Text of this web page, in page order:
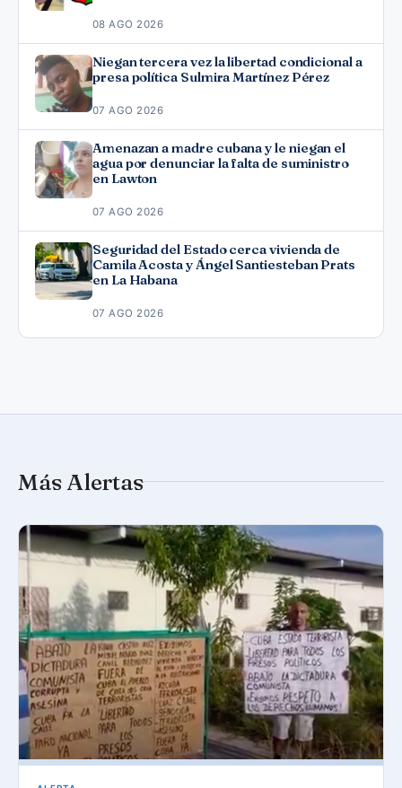
08 AGO 2026
Niegan tercera vez la libertad condicional a
presa política Sulmira Martínez Pérez
07 AGO 2026
Amenazan a madre cubana y le niegan el
agua por denunciar la falta de suministro
en Lawton
07 AGO 2026
Seguridad del Estado cerca vivienda de
Camila Acosta y Ángel Santiesteban Prats
en La Habana
07 AGO 2026
Más Alertas